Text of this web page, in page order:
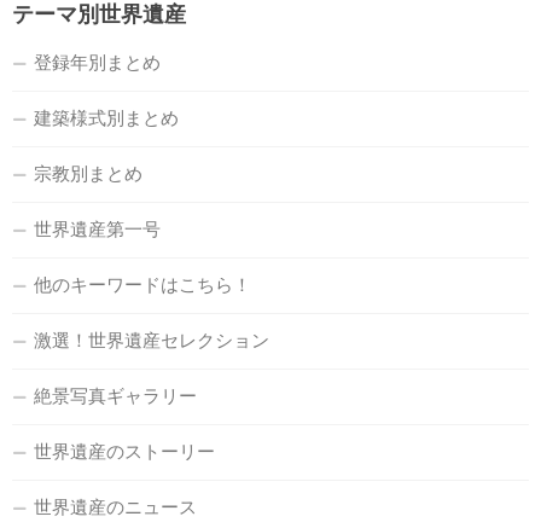
テーマ別世界遺産
登録年別まとめ
建築様式別まとめ
宗教別まとめ
世界遺産第一号
他のキーワードはこちら！
激選！世界遺産セレクション
絶景写真ギャラリー
世界遺産のストーリー
世界遺産のニュース